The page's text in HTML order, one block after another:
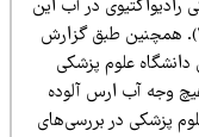
در آب این
است (تسنیم، ۱ تیر ۱۳۹۶). همچنین طبق گزارش
علوم پزشکی
«به هیچ وجه آب ارس آلوده
در بررسی‌های